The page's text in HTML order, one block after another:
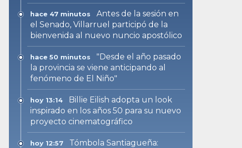
hace 47 minutos
Antes de la sesión en
el Senado, Villarruel participó de la
bienvenida al nuevo nuncio apostólico
hace 50 minutos
"Desde el año pasado
la provincia se viene anticipando al
fenómeno de El Niño"
hoy 13:14
Billie Eilish adopta un look
inspirado en los años 50 para su nuevo
proyecto cinematográfico
hoy 12:57
Tómbola Santiagueña: